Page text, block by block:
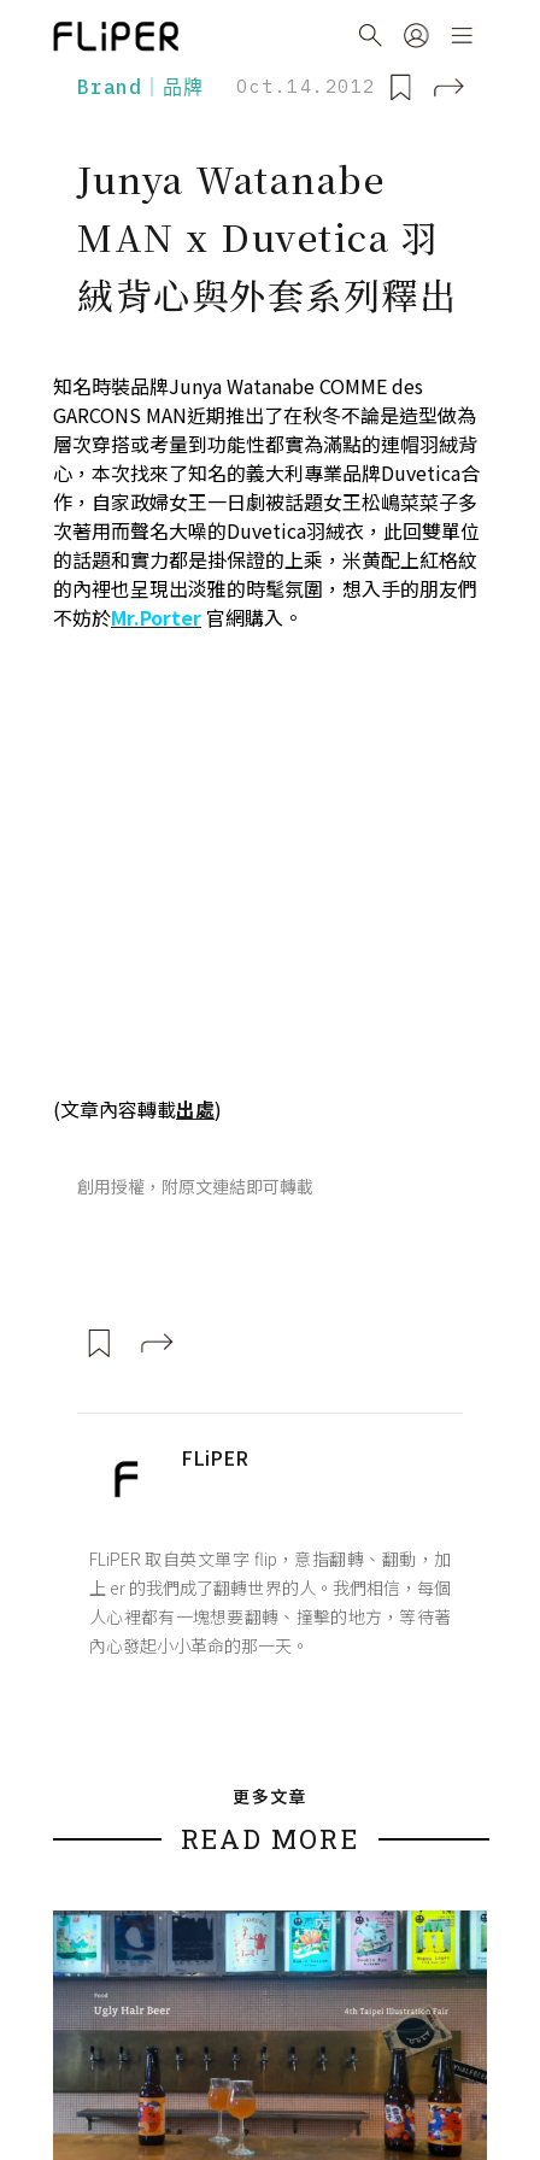
Brand｜品牌 Oct.14.2012
Junya Watanabe
MAN x Duvetica 羽
絨背心與外套系列釋出
知名時裝品牌Junya Watanabe COMME des
GARCONS MAN近期推出了在秋冬不論是造型做為
層次穿搭或考量到功能性都實為滿點的連帽羽絨背
心，本次找來了知名的義大利專業品牌Duvetica合
作，自家政婦女王一日劇被話題女王松嶋菜菜子多
次著用而聲名大噪的Duvetica羽絨衣，此回雙單位
的話題和實力都是掛保證的上乘，米黄配上紅格紋
的內裡也呈現出淡雅的時髦氛圍，想入手的朋友們
不妨於Mr.Porter 官網購入。
(文章內容轉載出處)
創用授權，附原文連結即可轉載
FLiPER
FLiPER 取自英文單字 flip，意指翻轉、翻動，加
上 er 的我們成了翻轉世界的人。我們相信，每個
人心裡都有一塊想要翻轉、撞擊的地方，等待著
內心發起小小革命的那一天。
更多文章
READ MORE